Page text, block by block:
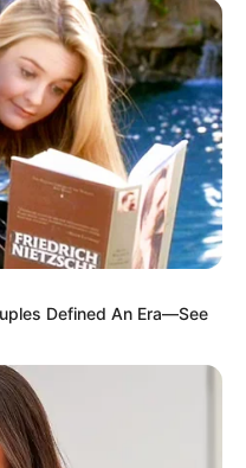
Defined An Era—See